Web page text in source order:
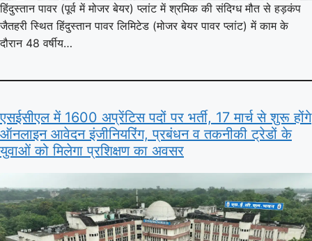
हिंदुस्तान पावर (पूर्व में मोजर बेयर) प्लांट में श्रमिक की संदिग्ध मौत से हड़कंप
जैतहरी स्थित हिंदुस्तान पावर लिमिटेड (मोजर बेयर पावर प्लांट) में काम के
दौरान 48 वर्षीय…
एसईसीएल में 1600 अप्रेंटिस पदों पर भर्ती, 17 मार्च से शुरू होंगे
ऑनलाइन आवेदन इंजीनियरिंग, प्रबंधन व तकनीकी ट्रेडों के
युवाओं को मिलेगा प्रशिक्षण का अवसर